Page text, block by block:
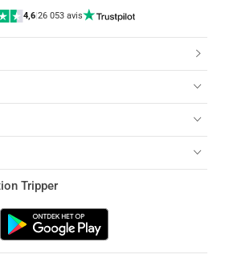
4,6|26 053 avis
Tripper